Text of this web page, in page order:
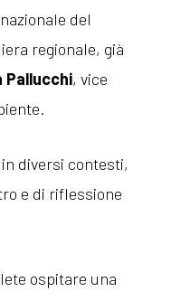
del
regionale, già
Pallucchi, vice
diversi contesti,
e di riflessione
ospitare una